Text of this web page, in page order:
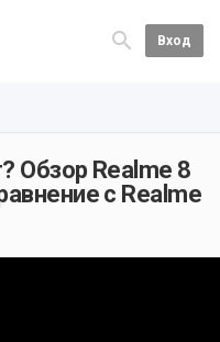
Вход
Обзор Realme 8
с Realme